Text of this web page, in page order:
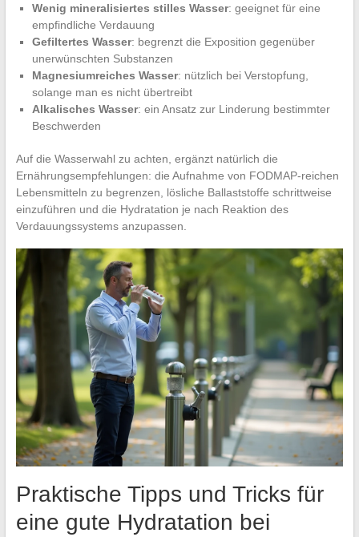
Wenig mineralisiertes stilles Wasser: geeignet für eine
empfindliche Verdauung
Gefiltertes Wasser: begrenzt die Exposition gegenüber
unerwünschten Substanzen
Magnesiumreiches Wasser: nützlich bei Verstopfung,
solange man es nicht übertreibt
Alkalisches Wasser: ein Ansatz zur Linderung bestimmter
Beschwerden
Auf die Wasserwahl zu achten, ergänzt natürlich die
Ernährungsempfehlungen: die Aufnahme von FODMAP-reichen
Lebensmitteln zu begrenzen, lösliche Ballaststoffe schrittweise
einzuführen und die Hydratation je nach Reaktion des
Verdauungssystems anzupassen.
Praktische Tipps und Tricks für
eine gute Hydratation bei